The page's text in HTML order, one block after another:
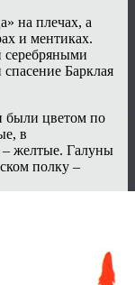
на плечах, а
и ментиках.
серебряными
спасение Барклая
были цветом по
в
– желтые. Галуны
полку –